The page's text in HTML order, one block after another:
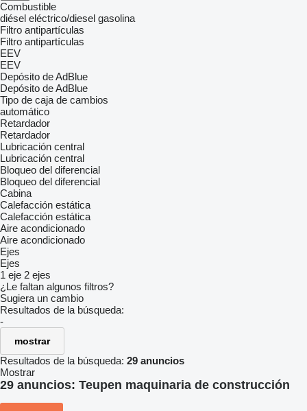
Combustible
diésel eléctrico/diesel gasolina
Filtro antipartículas
Filtro antipartículas
EEV
EEV
Depósito de AdBlue
Depósito de AdBlue
Tipo de caja de cambios
automático
Retardador
Retardador
Lubricación central
Lubricación central
Bloqueo del diferencial
Bloqueo del diferencial
Cabina
Calefacción estática
Calefacción estática
Aire acondicionado
Aire acondicionado
Ejes
Ejes
1 eje 2 ejes
¿Le faltan algunos filtros?
Sugiera un cambio
Resultados de la búsqueda:
-
mostrar
Resultados de la búsqueda: 29 anuncios
Mostrar
29 anuncios: Teupen maquinaria de construcción